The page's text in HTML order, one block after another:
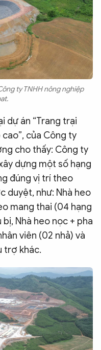
ty TNHH nông nghiệp
dự án “Trang trại
của Công ty
cho thấy: Công ty
dựng một số hạng
đúng vị trí theo
duyệt, như: Nhà heo
mang thai (04 hạng
Nhà heo nọc + pha
viên (02 nhả) và
trợ khác.